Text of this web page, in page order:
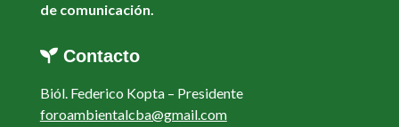
de comunicación.
Contacto
Biól. Federico Kopta – Presidente
foroambientalcba@gmail.com